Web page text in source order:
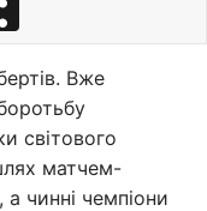
Вже
світового
матчем-
чинні чемпіони